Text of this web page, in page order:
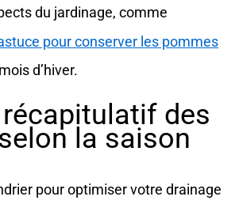
du jardinage, comme
pour conserver les pommes
d’hiver.
des
la saison
pour optimiser votre drainage